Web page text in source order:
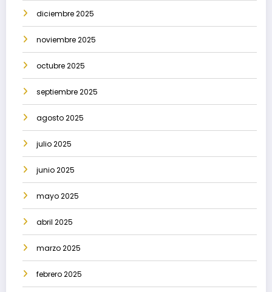
diciembre 2025
noviembre 2025
octubre 2025
septiembre 2025
agosto 2025
julio 2025
junio 2025
mayo 2025
abril 2025
marzo 2025
febrero 2025